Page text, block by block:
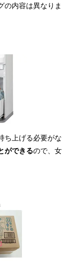
の内容は異なりま
ち上げる必要がな
ができるので、女